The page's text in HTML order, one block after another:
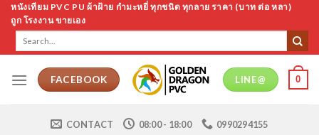
Skip
content
หนังเทียม PVC PU ผ้าฝ้าย กำมะหยี่ ทุกชนิด ทุกลาย ราคา (บาท ต่อ หลา)
ถูก โรงงาน ขายเอง
FACEBOOK LINE@ 0
CONTACT 08:00 - 18:00 0990294155